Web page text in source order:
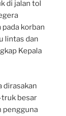
di jalan tol
korban
lintas dan
Kepala
dirasakan
truk besar
pengguna